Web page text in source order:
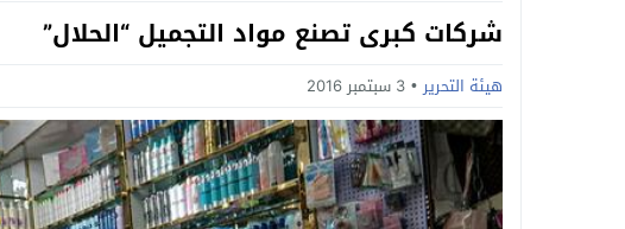
شركات كبرى تصنع مواد التجميل “الحلال”
هيئة التحرير 3 سبتمبر 2016